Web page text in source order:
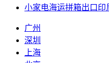
小家电海运拼箱出口印
广州
深圳
上海